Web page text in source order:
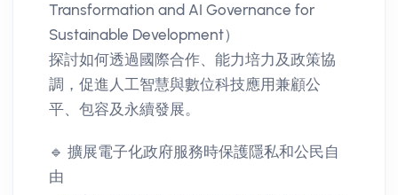
Transformation and AI Governance for
Sustainable Development）
探討如何透過國際合作、能力培力及政策協
調，促進人工智慧與數位科技應用兼顧公
平、包容及永續發展。
🔹 擴展電子化政府服務時保護隱私和公民自
由